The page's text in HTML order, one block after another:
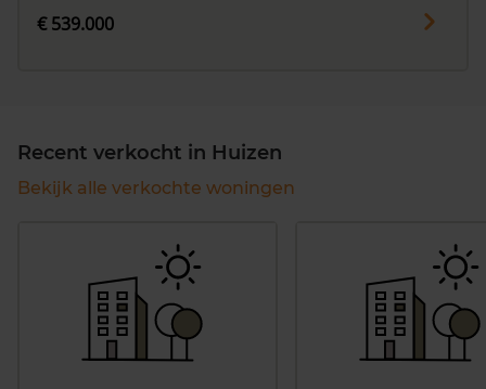
€ 539.000
Recent verkocht in Huizen
Bekijk alle verkochte woningen